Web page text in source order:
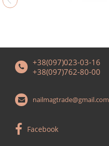
+38(097)023-03-16
+38(097)762-80-00
nailmagtrade@gmail.com
Facebook